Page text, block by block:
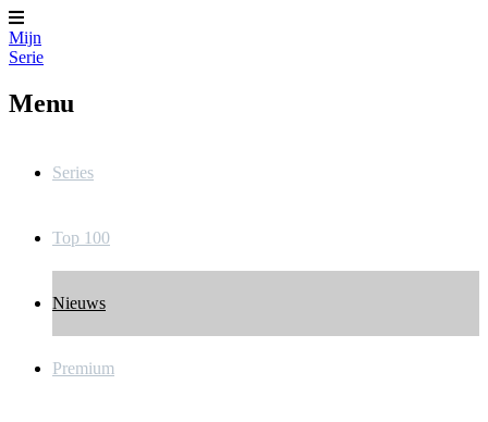
Mijn
Serie
Menu
Series
Top 100
Nieuws
Premium